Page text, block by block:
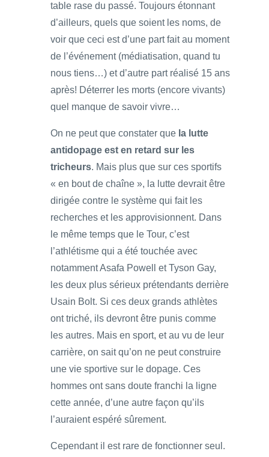
table rase du passé. Toujours étonnant
d’ailleurs, quels que soient les noms, de
voir que ceci est d’une part fait au moment
de l’événement (médiatisation, quand tu
nous tiens…) et d’autre part réalisé 15 ans
après! Déterrer les morts (encore vivants)
quel manque de savoir vivre…
On ne peut que constater que la lutte
antidopage est en retard sur les
tricheurs. Mais plus que sur ces sportifs
« en bout de chaîne », la lutte devrait être
dirigée contre le système qui fait les
recherches et les approvisionnent. Dans
le même temps que le Tour, c’est
l’athlétisme qui a été touchée avec
notamment Asafa Powell et Tyson Gay,
les deux plus sérieux prétendants derrière
Usain Bolt. Si ces deux grands athlètes
ont triché, ils devront être punis comme
les autres. Mais en sport, et au vu de leur
carrière, on sait qu’on ne peut construire
une vie sportive sur le dopage. Ces
hommes ont sans doute franchi la ligne
cette année, d’une autre façon qu’ils
l’auraient espéré sûrement.
Cependant il est rare de fonctionner seul.